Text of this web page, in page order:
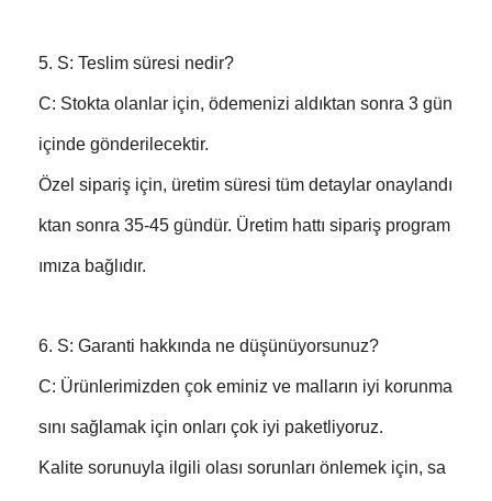
5. S: Teslim süresi nedir?
C: Stokta olanlar için, ödemenizi aldıktan sonra 3 gün
içinde gönderilecektir.
Özel sipariş için, üretim süresi tüm detaylar onaylandı
ktan sonra 35-45 gündür. Üretim hattı sipariş program
ımıza bağlıdır.
6. S: Garanti hakkında ne düşünüyorsunuz?
C: Ürünlerimizden çok eminiz ve malların iyi korunma
sını sağlamak için onları çok iyi paketliyoruz.
Kalite sorunuyla ilgili olası sorunları önlemek için, sa